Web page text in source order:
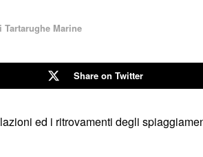
Tartarughe Marine
Share on Twitter
ed i ritrovamenti degli